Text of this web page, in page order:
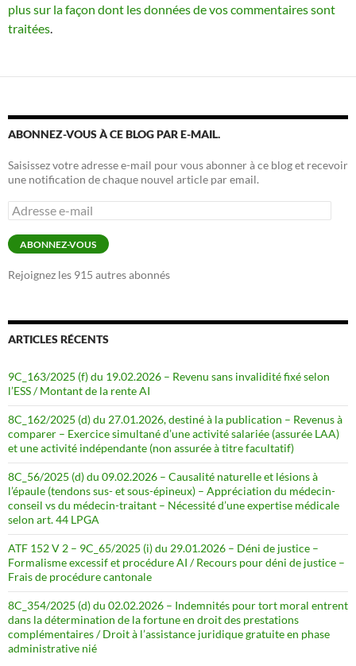
plus sur la façon dont les données de vos commentaires sont
traitées.
ABONNEZ-VOUS À CE BLOG PAR E-MAIL.
Saisissez votre adresse e-mail pour vous abonner à ce blog et recevoir
une notification de chaque nouvel article par email.
Adresse
e-
mail
ABONNEZ-VOUS
Rejoignez les 915 autres abonnés
ARTICLES RÉCENTS
9C_163/2025 (f) du 19.02.2026 – Revenu sans invalidité fixé selon
l’ESS / Montant de la rente AI
8C_162/2025 (d) du 27.01.2026, destiné à la publication – Revenus à
comparer – Exercice simultané d’une activité salariée (assurée LAA)
et une activité indépendante (non assurée à titre facultatif)
8C_56/2025 (d) du 09.02.2026 – Causalité naturelle et lésions à
l’épaule (tendons sus- et sous-épineux) – Appréciation du médecin-
conseil vs du médecin-traitant – Nécessité d’une expertise médicale
selon art. 44 LPGA
ATF 152 V 2 – 9C_65/2025 (i) du 29.01.2026 – Déni de justice –
Formalisme excessif et procédure AI / Recours pour déni de justice –
Frais de procédure cantonale
8C_354/2025 (d) du 02.02.2026 – Indemnités pour tort moral entrent
dans la détermination de la fortune en droit des prestations
complémentaires / Droit à l’assistance juridique gratuite en phase
administrative nié